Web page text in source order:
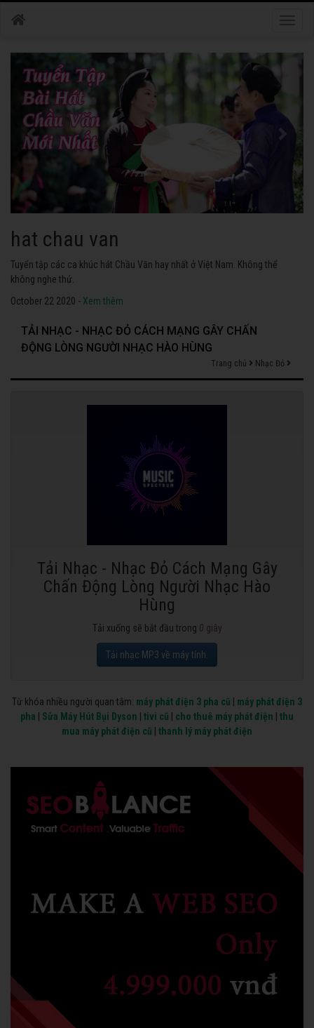
hat chau van
Tuyển tập các ca khúc hát Chầu Văn hay nhất ở Việt Nam. Không thể
không nghe thử.
October 22 2020 - Xem thêm
TẢI NHẠC - NHẠC ĐỎ CÁCH MẠNG GÂY CHẤN
ĐỘNG LÒNG NGƯỜI NHẠC HÀO HÙNG
Trang chủ Nhạc Đỏ
Tải Nhạc - Nhạc Đỏ Cách Mạng Gây
Chấn Động Lòng Người Nhạc Hào
Hùng
Tải xuống sẽ bắt đầu trong 0 giây
Tải nhạc MP3 về máy tính.
Từ khóa nhiều người quan tâm: máy phát điện 3 pha cũ
máy phát điện 3
pha
Sửa Máy Hút Bụi Dyson tivi cũ cho thuê máy phát điện
thu
mua máy phát điện cũ
thanh lý máy phát điện